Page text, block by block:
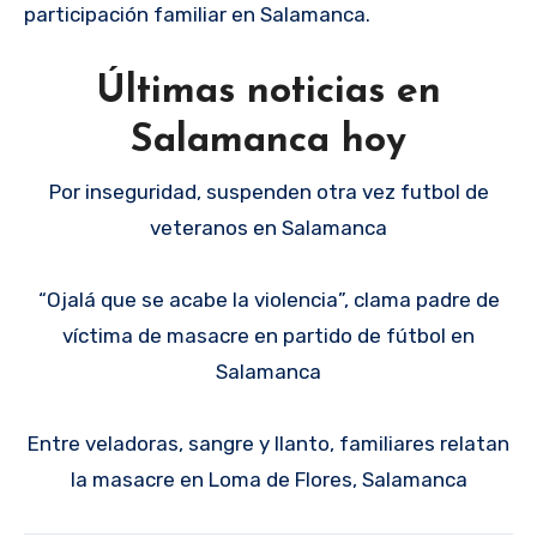
participación familiar en Salamanca.
Últimas noticias en
Salamanca hoy
Por inseguridad, suspenden otra vez futbol de
veteranos en Salamanca
“Ojalá que se acabe la violencia”, clama padre de
víctima de masacre en partido de fútbol en
Salamanca
Entre veladoras, sangre y llanto, familiares relatan
la masacre en Loma de Flores, Salamanca